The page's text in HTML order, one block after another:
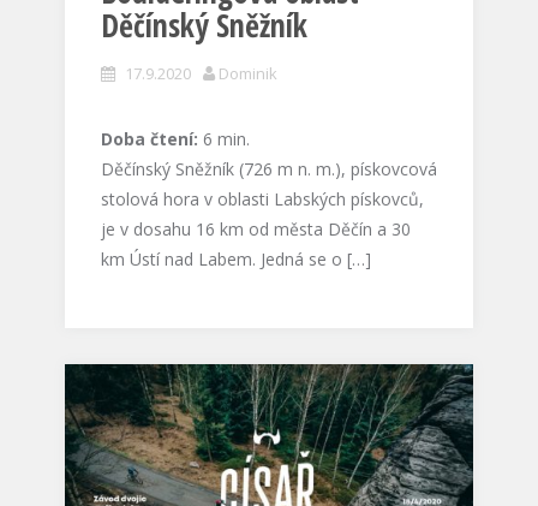
Děčínský Sněžník
17.9.2020 Dominik
Doba čtení: 6 min.
Děčínský Sněžník (726 m n. m.), pískovcová
stolová hora v oblasti Labských pískovců,
je v dosahu 16 km od města Děčín a 30
km Ústí nad Labem. Jedná se o […]